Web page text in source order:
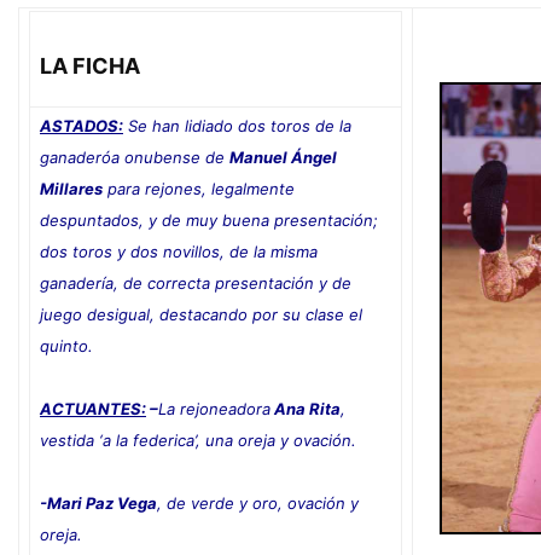
LA FICHA
ASTADOS: Se han lidiado dos toros de la
ganaderóa onubense de Manuel Ángel
Millares para rejones, legalmente
despuntados, y de muy buena presentación;
dos toros y dos novillos, de la misma
ganadería, de correcta presentación y de
juego desigual, destacando por su clase el
quinto.
ACTUANTES:–La rejoneadoraAna Rita,
vestida ‘a la federica’, una oreja y ovación.
-Mari Paz Vega, de verde y oro, ovación y
oreja.